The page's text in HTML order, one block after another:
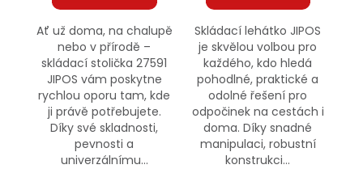
Ať už doma, na chalupě
nebo v přírodě –
skládací stolička 27591
JIPOS vám poskytne
rychlou oporu tam, kde
ji právě potřebujete.
Díky své skladnosti,
pevnosti a
univerzálnímu...
Skládací lehátko JIPOS
je skvělou volbou pro
každého, kdo hledá
pohodlné, praktické a
odolné řešení pro
odpočinek na cestách i
doma. Díky snadné
manipulaci, robustní
konstrukci...